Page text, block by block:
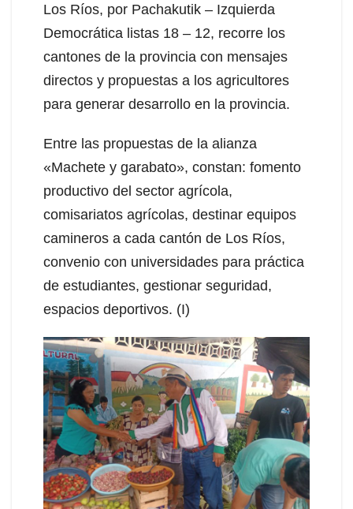
Los Ríos, por Pachakutik – Izquierda
Democrática listas 18 – 12, recorre los
cantones de la provincia con mensajes
directos y propuestas a los agricultores
para generar desarrollo en la provincia.
Entre las propuestas de la alianza
«Machete y garabato», constan: fomento
productivo del sector agrícola,
comisariatos agrícolas, destinar equipos
camineros a cada cantón de Los Ríos,
convenio con universidades para práctica
de estudiantes, gestionar seguridad,
espacios deportivos. (I)